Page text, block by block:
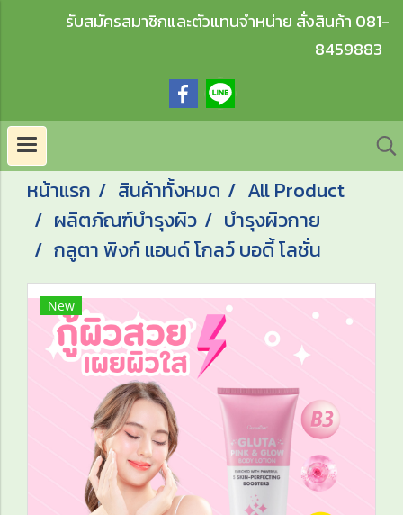
รับสมัครสมาชิกและตัวแทนจำหน่าย สั่งสินค้า 081-
8459883
หน้าแรก สินค้าทั้งหมด
All Product
ผลิตภัณฑ์บำรุงผิว
บำรุงผิวกาย
กลูตา พิงก์ แอนด์ โกลว์ บอดี้ โลชั่น
New